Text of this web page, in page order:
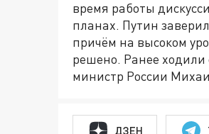
время работы
планах. Путин
причём на высоком
решено. Ранее ходили
министр России
ДЗЕН